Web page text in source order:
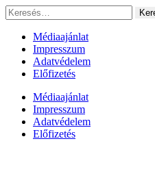
Ugrás
a
tartalomhoz
Keresés:
Médiaajánlat
Impresszum
Adatvédelem
Előfizetés
Médiaajánlat
Impresszum
Adatvédelem
Előfizetés